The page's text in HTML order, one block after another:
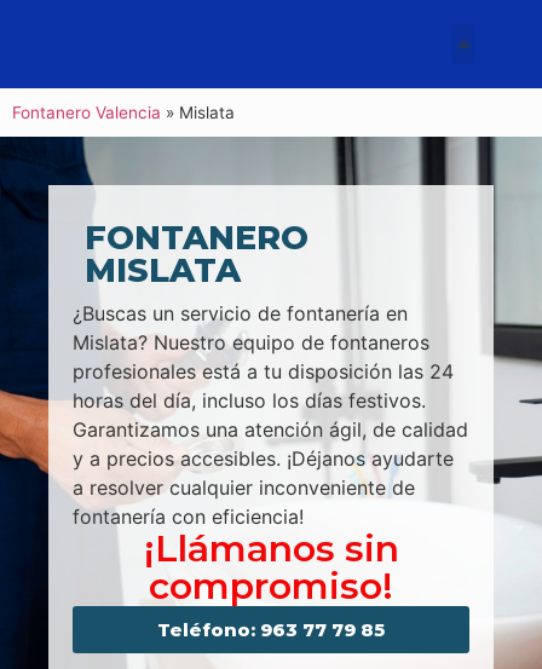
Fontanero Valencia » Mislata
FONTANERO
MISLATA
¿Buscas un servicio de fontanería en
Mislata? Nuestro equipo de fontaneros
profesionales está a tu disposición las 24
horas del día, incluso los días festivos.
Garantizamos una atención ágil, de calidad
y a precios accesibles. ¡Déjanos ayudarte
a resolver cualquier inconveniente de
fontanería con eficiencia!
¡Llámanos sin
compromiso!
Teléfono: 963 77 79 85